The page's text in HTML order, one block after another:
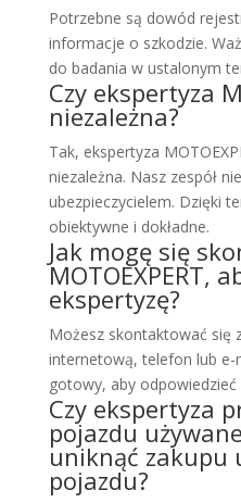
Potrzebne są dowód
informacje o szkodzie.
do badania w ustalonym
Czy ekspertyza
niezależna?
Tak, ekspertyza
niezależna. Nasz zespół
ubezpieczycielem. Dzięki
obiektywne i dokładne.
Jak mogę się
MOTOEXPERT,
ekspertyzę?
Możesz skontaktować się
internetową, telefon lub e-
gotowy, aby
Czy ekspertyza
pojazdu
uniknąć zakupu
pojazdu?